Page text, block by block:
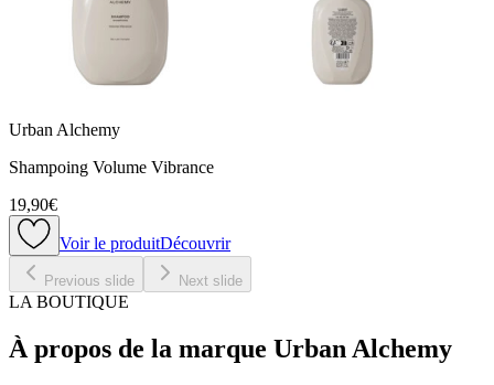
Urban Alchemy
Shampoing Volume Vibrance
19,90€
Voir le produitDécouvrir
Previous slide Next slide
LA BOUTIQUE
À propos de la marque Urban Alchemy